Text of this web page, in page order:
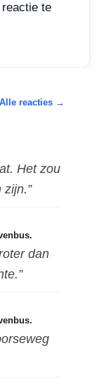
te
Alle reacties →
Het zou
dan